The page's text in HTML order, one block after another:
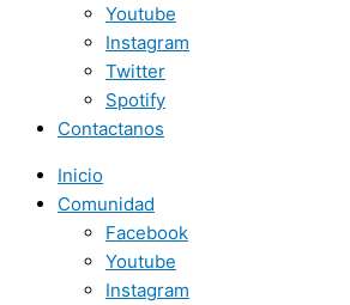
Youtube
Instagram
Twitter
Spotify
Contactanos
Inicio
Comunidad
Facebook
Youtube
Instagram